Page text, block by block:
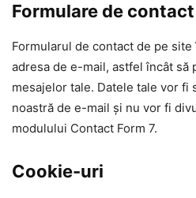
Formulare de contact
Formularul de contact de pe
adresa de e-mail, astfel încât să
mesajelor tale. Datele tale vor fi
noastră de e-mail și nu vor fi
modulului Contact Form 7.
Cookie-uri